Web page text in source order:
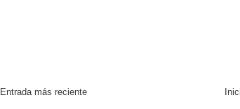
Entrada más reciente